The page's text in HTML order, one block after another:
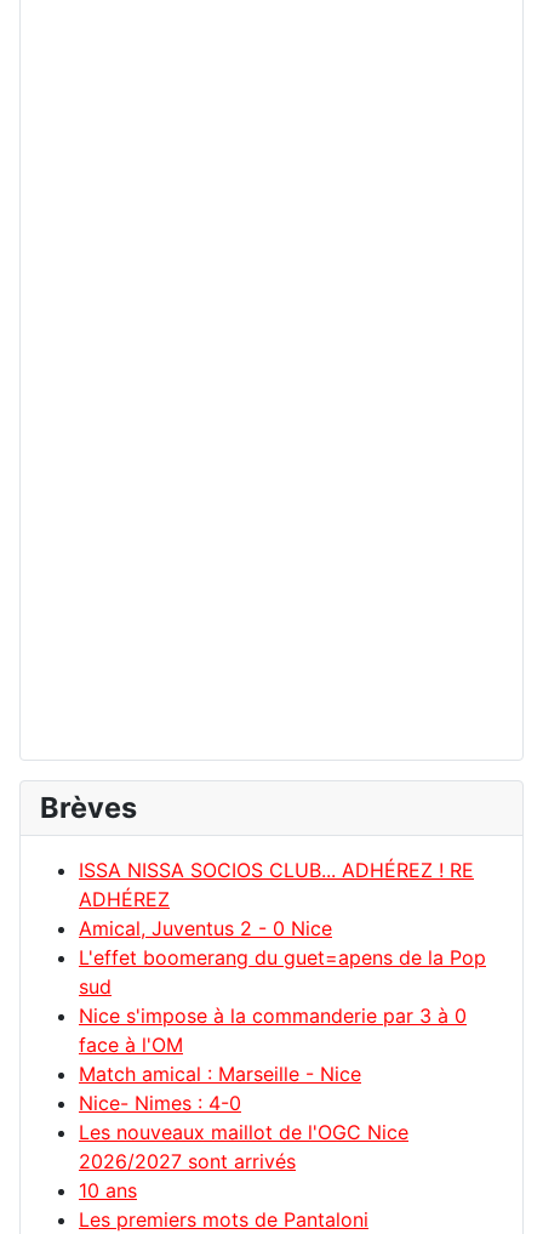
Brèves
ISSA NISSA SOCIOS CLUB... ADHÉREZ ! RE
ADHÉREZ
Amical, Juventus 2 - 0 Nice
L'effet boomerang du guet=apens de la Pop
sud
Nice s'impose à la commanderie par 3 à 0
face à l'OM
Match amical : Marseille - Nice
Nice- Nimes : 4-0
Les nouveaux maillot de l'OGC Nice
2026/2027 sont arrivés
10 ans
Les premiers mots de Pantaloni